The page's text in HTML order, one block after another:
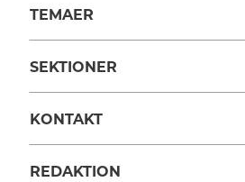
TEMAER
SEKTIONER
KONTAKT
REDAKTION